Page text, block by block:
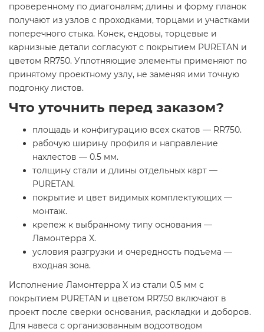
проверенному по диагоналям; длины и форму планок
получают из узлов с проходками, торцами и участками
поперечного стыка. Конек, ендовы, торцевые и
карнизные детали согласуют с покрытием PURETAN и
цветом RR750. Уплотняющие элементы применяют по
принятому проектному узлу, не заменяя ими точную
подгонку листов.
Что уточнить перед заказом?
площадь и конфигурацию всех скатов — RR750.
рабочую ширину профиля и направление
нахлестов — 0.5 мм.
толщину стали и длины отдельных карт —
PURETAN.
покрытие и цвет видимых комплектующих —
монтаж.
крепеж к выбранному типу основания —
Ламонтерра X.
условия разгрузки и очередность подъема —
входная зона.
Исполнение Ламонтерра X из стали 0.5 мм с
покрытием PURETAN и цветом RR750 включают в
проект после сверки основания, раскладки и доборов.
Для навеса с организованным водоотводом